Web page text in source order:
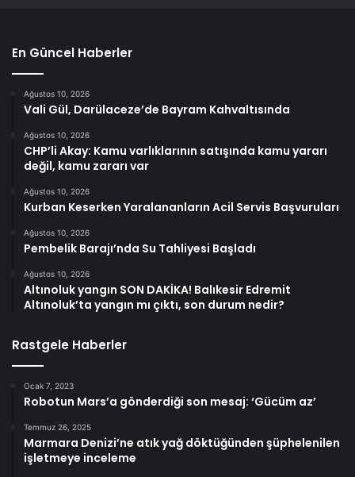
En Güncel Haberler
Ağustos 10, 2026
Vali Gül, Darülaceze’de Bayram Kahvaltısında
Ağustos 10, 2026
CHP’li Akay: Kamu varlıklarının satışında kamu yararı
değil, kamu zararı var
Ağustos 10, 2026
Kurban Keserken Yaralananların Acil Servis Başvuruları
Ağustos 10, 2026
Pembelik Barajı’nda Su Tahliyesi Başladı
Ağustos 10, 2026
Altınoluk yangın SON DAKİKA! Balıkesir Edremit
Altınoluk’ta yangın mı çıktı, son durum nedir?
Rastgele Haberler
Ocak 7, 2023
Robotun Mars’a gönderdiği son mesaj: ‘Gücüm az’
Temmuz 26, 2025
Marmara Denizi’ne atık yağ döktüğünden şüphelenilen
işletmeye inceleme